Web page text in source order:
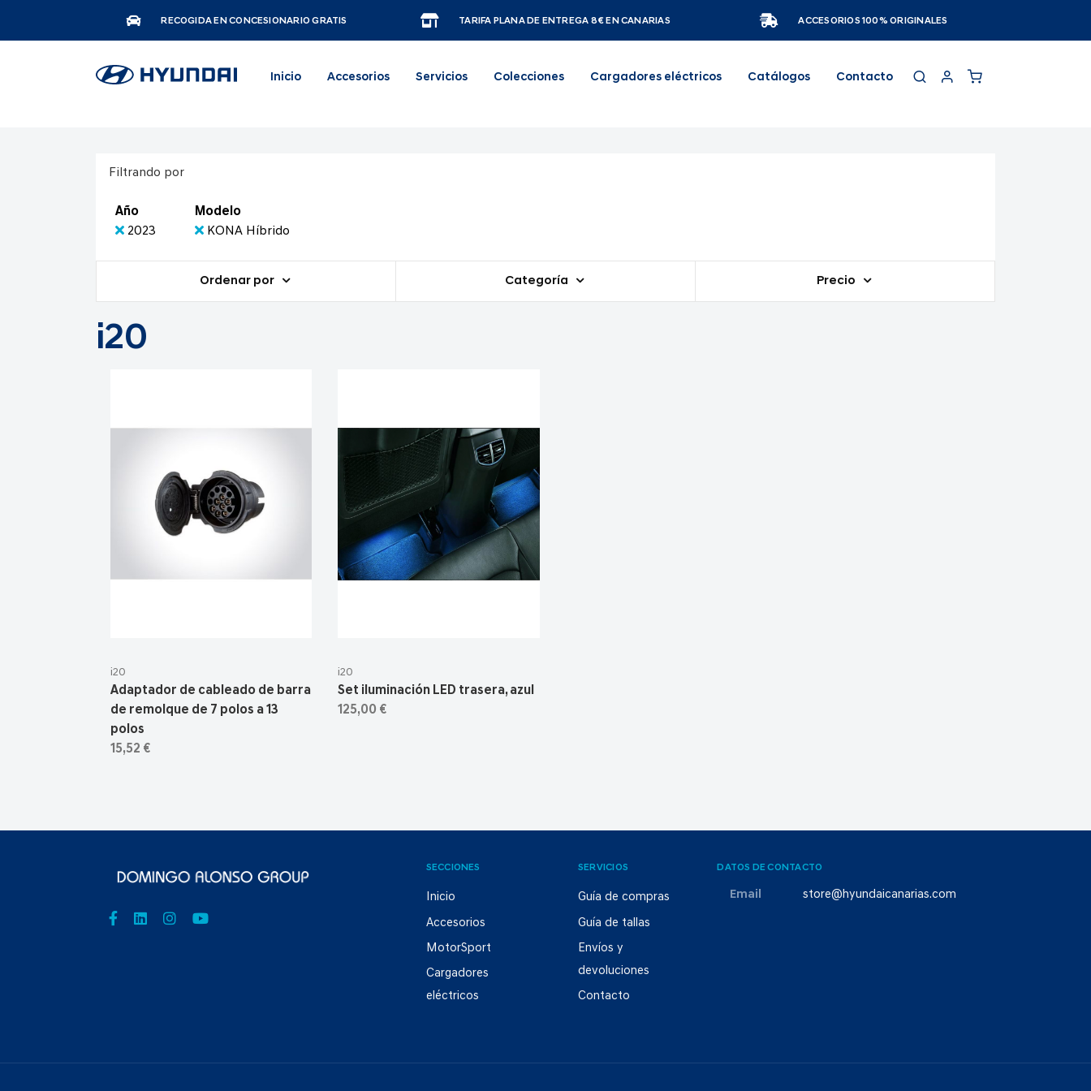
RECOGIDA EN CONCESIONARIO GRATIS TARIFA PLANA DE ENTREGA 8€ EN CANARIAS ACCESORIOS 100% ORIGINALES
Inicio Accesorios Servicios Colecciones Cargadores eléctricos Catálogos Contacto
Filtrando por
Año
2023
Modelo
KONA Híbrido
Ordenar por Categoría Precio
i20
i20
Adaptador de cableado de barra
de remolque de 7 polos a 13
polos
15,52 €
i20
Set iluminación LED trasera, azul
125,00 €
SECCIONES
Inicio
Accesorios
MotorSport
Cargadores
eléctricos
SERVICIOS
Guía de compras
Guía de tallas
Envíos y
devoluciones
Contacto
DATOS DE CONTACTO
Email store@hyundaicanarias.com